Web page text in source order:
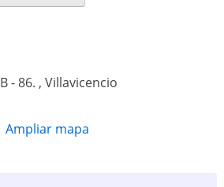
- 86. , Villavicencio
Ampliar mapa